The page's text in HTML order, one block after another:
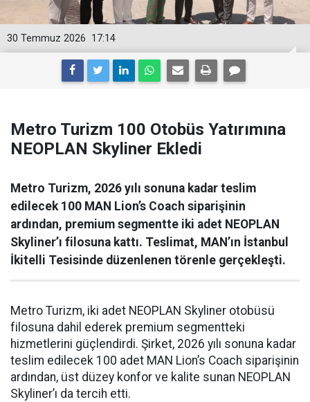
17:14
30 Temmuz 2026
Metro Turizm 100 Otobüs Yatırımına
NEOPLAN Skyliner Ekledi
Metro Turizm, 2026 yılı sonuna kadar teslim
edilecek 100 MAN Lion’s Coach siparişinin
ardından, premium segmentte iki adet NEOPLAN
Skyliner’ı filosuna kattı. Teslimat, MAN’ın İstanbul
İkitelli Tesisinde düzenlenen törenle gerçekleşti.
Metro Turizm, iki adet NEOPLAN Skyliner otobüsü
filosuna dahil ederek premium segmentteki
hizmetlerini güçlendirdi. Şirket, 2026 yılı sonuna kadar
teslim edilecek 100 adet MAN Lion’s Coach siparişinin
ardından, üst düzey konfor ve kalite sunan NEOPLAN
Skyliner’ı da tercih etti.